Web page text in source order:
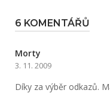
6 KOMENTÁŘŮ
Morty
3. 11. 2009
Díky za výběr odkazů.